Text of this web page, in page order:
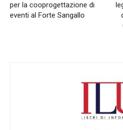
per la cooprogettazione di
eventi al Forte Sangallo